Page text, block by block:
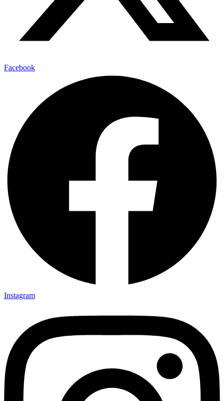
Facebook
Instagram